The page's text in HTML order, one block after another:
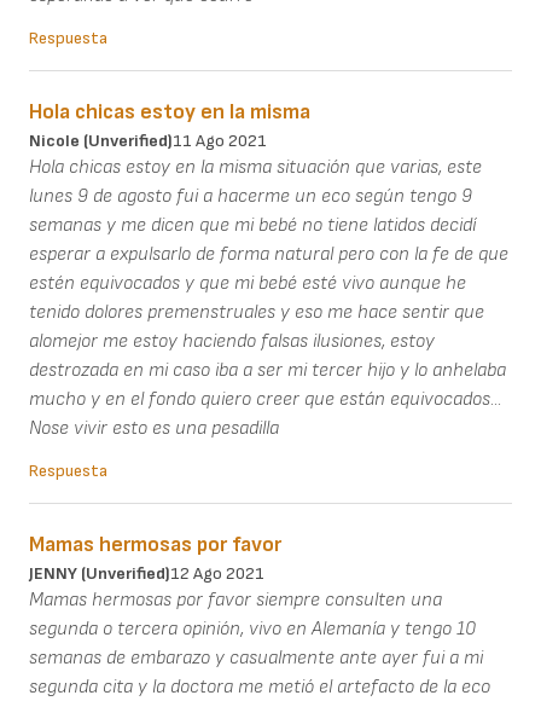
Respuesta
Hola chicas estoy en la misma
Nicole (unverified)11 Ago 2021
Hola chicas estoy en la misma situación que varias, este
lunes 9 de agosto fui a hacerme un eco según tengo 9
semanas y me dicen que mi bebé no tiene latidos decidí
esperar a expulsarlo de forma natural pero con la fe de que
estén equivocados y que mi bebé esté vivo aunque he
tenido dolores premenstruales y eso me hace sentir que
alomejor me estoy haciendo falsas ilusiones, estoy
destrozada en mi caso iba a ser mi tercer hijo y lo anhelaba
mucho y en el fondo quiero creer que están equivocados...
Nose vivir esto es una pesadilla
Respuesta
Mamas hermosas por favor
JENNY (unverified)12 Ago 2021
Mamas hermosas por favor siempre consulten una
segunda o tercera opinión, vivo en Alemanía y tengo 10
semanas de embarazo y casualmente ante ayer fui a mi
segunda cita y la doctora me metió el artefacto de la eco